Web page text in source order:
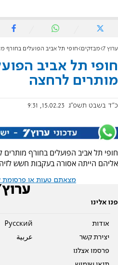
ערוץ 7 מבזקים חופי תל אביב הפועלים בחורף
חופי תל אביב
מותרים לרחצה
כ"ד בשבט תשפ"ג 15.02.23, 9:31
חופי תל אביב הפועלים בחורף
אליהם הייתה אסורה בעקבות חשש
מצאתם טעות או פרסומת
פנו אלינו
אודות
יצירת קשר
פרסמו אצלנו
Pусский
عربية